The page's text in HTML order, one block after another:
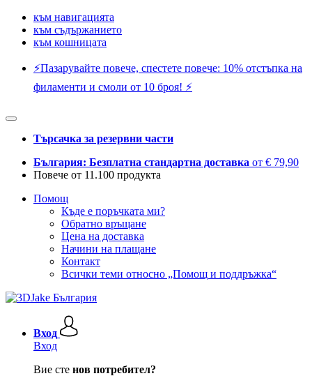
към навигацията
към съдържанието
към кошницата
⚡️Пазарувайте повече, спестете повече: 10% отстъпка на
филаменти и смоли от 10 броя! ⚡️
Търсачка за резервни части
България: Безплатна стандартна доставка от € 79,90
Повече от 11.100 продукта
Помощ
Къде е поръчката ми?
Обратно връщане
Цена на доставка
Начини на плащане
Контакт
Всички теми относно „Помощ и поддръжка“
Вход
Вход
Вие сте нов потребител?